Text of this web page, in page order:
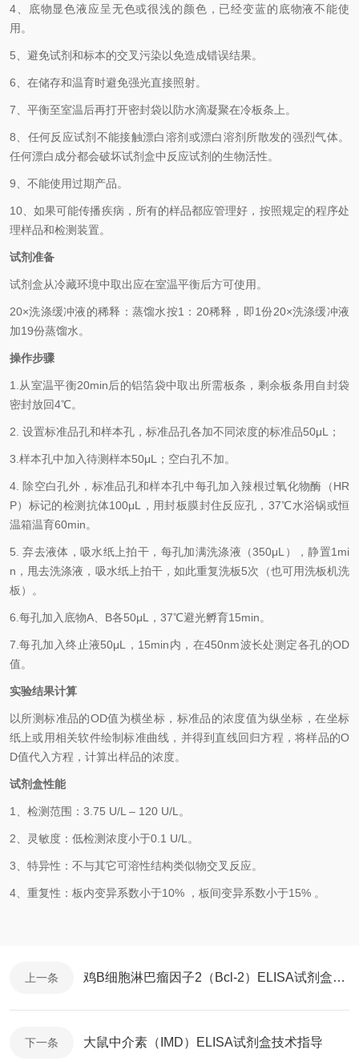
4、
底物显色液应呈无色或很浅的颜色，已经变蓝的底物液不能使
用。
5、 避免试剂和标本的交叉污染以免造成错误结果。
6、 在储存和温育时避免强光直接照射。
7、 平衡至室温后再打开密封袋以防水滴凝聚在冷板条上。
8、 任何反应试剂不能接触漂白溶剂或漂白溶剂所散发的强烈气体。
任何漂白成分都会破坏试剂盒中反应试剂的生物活性。
9、 不能使用过期产品。
10、如果可能传播疾病，所有的样品都应管理好，按照规定的程序处
理样品和检测装置。
试剂准备
试剂盒从冷藏环境中取出应在室温平衡后方可使用。
20×洗涤缓冲液的稀释：蒸馏水按1：20稀释，即1份20×洗涤缓冲液
加19份蒸馏水。
操作步骤
1. 从室温平衡20min后的铝箔袋中取出所需板条，剩余板条用自封袋
密封放回4℃。
2. 设置标准品孔和样本孔，标准品孔各加不同浓度的标准品50μL；
3. 样本孔中加 入待测样本50μL；空白孔不加。
4.
除空白孔外，标准品孔和样本孔中每孔加入辣根过氧化物酶（HR
P）标记的检测抗体100μL，用封板膜封住反应孔，37℃水浴锅或恒
温箱温育60min。
5. 弃去液体，吸水纸上拍干，每孔加满洗涤液 （350μL ）
，静置1mi
n，甩去洗涤液，吸水纸上拍干，如此重复洗板5次（也可用洗板机洗
板）。
6. 每孔加入底物A、B各50μL，37℃避光孵育15min。
7. 每孔加入终止液50μL，15min内，在450nm波长处测定各孔的OD
值。
实验结果计算
以所测标准品的OD值为横坐标， 标准品的浓度值为纵坐标，在坐标
纸上或用相关软件绘制标准曲线 ，并得到直线回归方程 ，将样品的O
D值代入方程，计算出样品的浓度。
试剂盒性能
1、 检测范围 ： 3.75 U/L – 120 U/L 。
2、 灵敏度：低检测浓度小于0.1 U/L 。
3、 特异性：不与其它可溶性结构类似物交叉反应。
4、 重复性：板内变异系数小于10% ， 板间变异系数小于1 5% 。
上一条 鸡B细胞淋巴瘤因子2（Bcl-2）ELISA试剂盒操作说明
下一条 大鼠中介素（IMD）ELISA试剂盒技术指导